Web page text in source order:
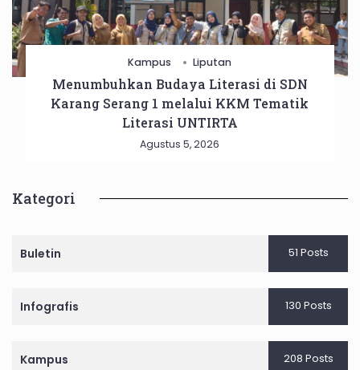
Kampus Liputan
Menumbuhkan Budaya Literasi di SDN
Karang Serang 1 melalui KKM Tematik
Literasi UNTIRTA
Agustus 5, 2026
Kategori
Buletin 51 Posts
Infografis 130 Posts
Kampus 208 Posts